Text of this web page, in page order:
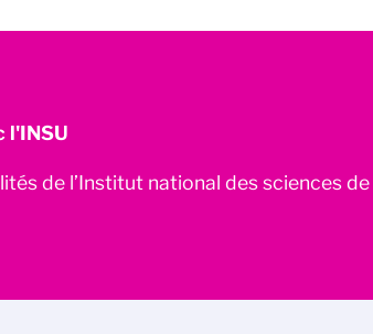
l'INSU
de l’Institut national des sciences